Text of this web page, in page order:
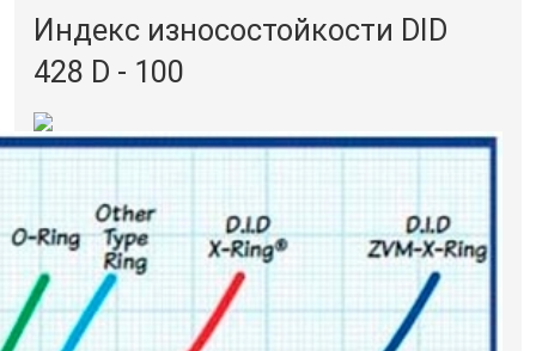
Индекс износостойкости DID
428 D - 100